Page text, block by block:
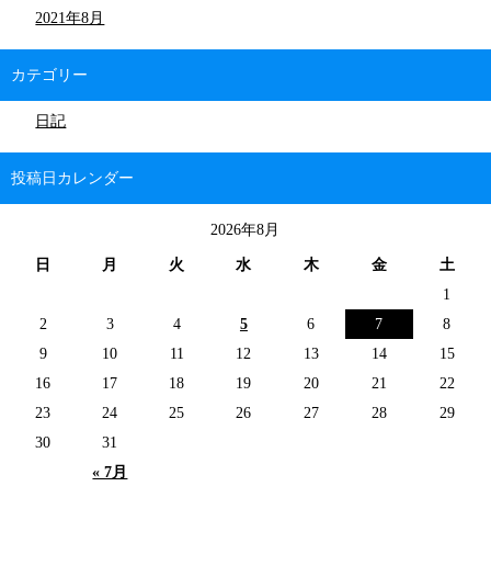
2021年8月
カテゴリー
日記
投稿日カレンダー
2026年8月
日 月 火 水 木 金 土
« 7月
1
2
3 4 5 6 7
8
9
10 11 12 13 14
15
16
17 18 19 20 21
22
23
24 25 26 27 28
29
30
31